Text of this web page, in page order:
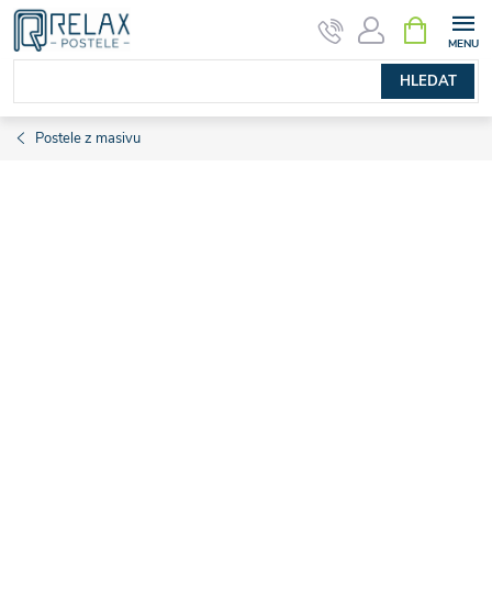
Přejít
obsah
HLEDAT
NÁKUPNÍ
KOŠÍK
Postele z masivu